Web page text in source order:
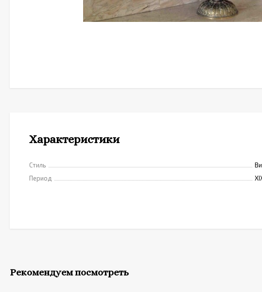
Характеристики
Стиль
Период
Рекомендуем посмотреть